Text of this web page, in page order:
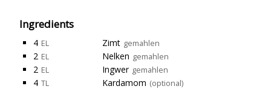
Ingredients
4 EL Zimt gemahlen
2 EL Nelken gemahlen
2 EL Ingwer gemahlen
4 TL Kardamom (optional)